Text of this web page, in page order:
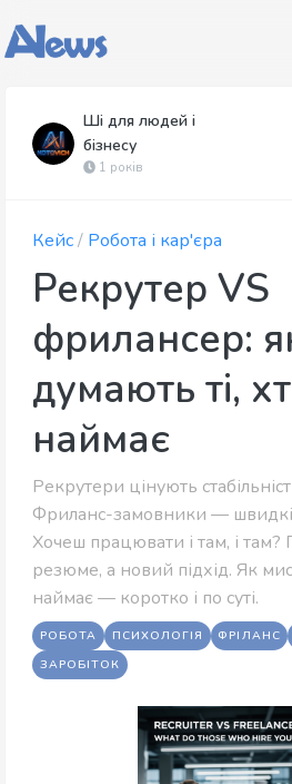
Ші для людей і
бізнесу
1 років
Кейс/ Робота і кар'єра
Рекрутер VS
фрилансер:
думають ті,
наймає
Рекрутери цінують
Фриланс-замовники —
Хочеш працювати і там, і там?
резюме, а новий підхід. Як
наймає — коротко і по суті.
РОБОТА ПСИХОЛОГІЯ ФРІЛАНС
ЗАРОБІТОК